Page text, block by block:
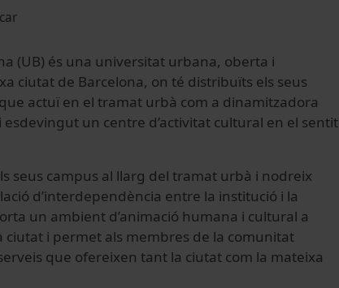
(UB) és una universitat urbana, oberta i
ciutat de Barcelona, on té distribuïts els seus
actuï en el tramat urbà com a dinamitzadora
un centre d’activitat cultural en el sentit
seus campus al llarg del tramat urbà i nodreix
d’interdependència entre la institució i la
un ambient d’animació humana i cultural a
ciutat i permet als membres de la comunitat
que ofereixen tant la ciutat com la mateixa